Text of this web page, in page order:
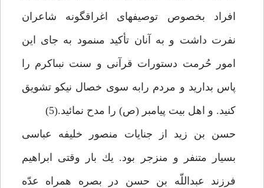
افراد بخصوص توصيف‏هاى اغراق‏گونه شاعران
نفرت داشت و به آنان تأكيد مى‏نمود به جاى اين
امور حُرمت دستورات قرآنى و سنت نبى‏اكرم را
پاس بداريد و مردم رابه سوى خصال نيكو تشويق
كنيد. و اهل بيت پيامبر (ص) را مدح نمائيد.(5)
حسن بن زيد از جنايات منصور خليفه عباسى
بسيار متنفر و منزجر بود. يك بار وقتى ابراهيم
فرزند عبداللّه بن حسن در بصره همراه عدّه